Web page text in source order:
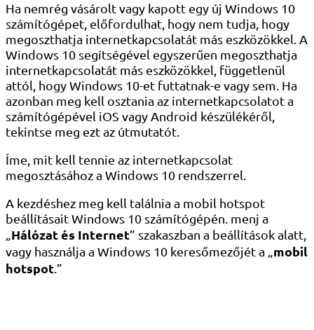
Ha nemrég vásárolt vagy kapott egy új Windows 10
számítógépet, előfordulhat, hogy nem tudja, hogy
megoszthatja internetkapcsolatát más eszközökkel. A
Windows 10 segítségével egyszerűen megoszthatja
internetkapcsolatát más eszközökkel, függetlenül
attól, hogy Windows 10-et futtatnak-e vagy sem. Ha
azonban meg kell osztania az internetkapcsolatot a
számítógépével iOS vagy Android készülékéről,
tekintse meg ezt az útmutatót.
Íme, mit kell tennie az internetkapcsolat
megosztásához a Windows 10 rendszerrel.
A kezdéshez meg kell találnia a mobil hotspot
beállításait Windows 10 számítógépén. menj a
„Hálózat és Internet” szakaszban a beállítások alatt,
vagy használja a Windows 10 keresőmezőjét a „mobil
hotspot.”